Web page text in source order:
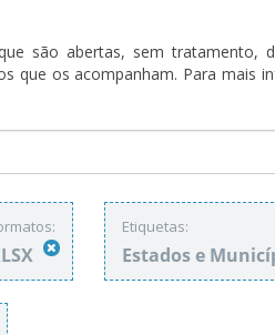
são abertas, sem tratamento,
que os acompanham. Para mais
Etiquetas:
Estados e